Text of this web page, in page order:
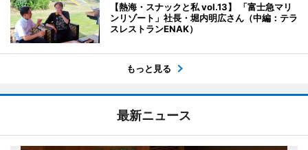
【熱海・スナックと私 vol.13】 「富士急マリ
ンリゾート」社長・堀内明広さん（中編：テラ
スレストランENAK）
もっと見る
最新ニュース